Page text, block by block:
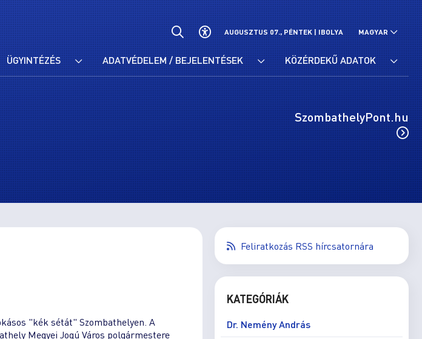
AUGUSZTUS 07., PÉNTEK |IBOLYA MAGYAR
ÜGYINTÉZÉS ADATVÉDELEM / BEJELENTÉSEK KÖZÉRDEKŰ ADATOK
SzombathelyPont.hu
"kék sétát" Szombathelyen. A
Megyei Jogú Város polgármestere
Feliratkozás RSS hírcsatornára
KATEGÓRIÁK
Dr. Nemény András